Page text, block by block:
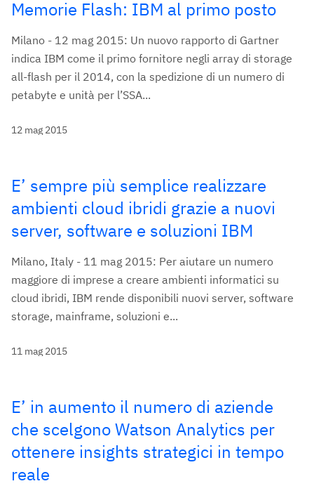
Memorie Flash: IBM al primo posto
Milano - 12 mag 2015: Un nuovo rapporto di Gartner
indica IBM come il primo fornitore negli array di storage
all-flash per il 2014, con la spedizione di un numero di
petabyte e unità per l’SSA...
12 mag 2015
E’ sempre più semplice realizzare
ambienti cloud ibridi grazie a nuovi
server, software e soluzioni IBM
Milano, Italy - 11 mag 2015: Per aiutare un numero
maggiore di imprese a creare ambienti informatici su
cloud ibridi, IBM rende disponibili nuovi server, software
storage, mainframe, soluzioni e...
11 mag 2015
E’ in aumento il numero di aziende
che scelgono Watson Analytics per
ottenere insights strategici in tempo
reale